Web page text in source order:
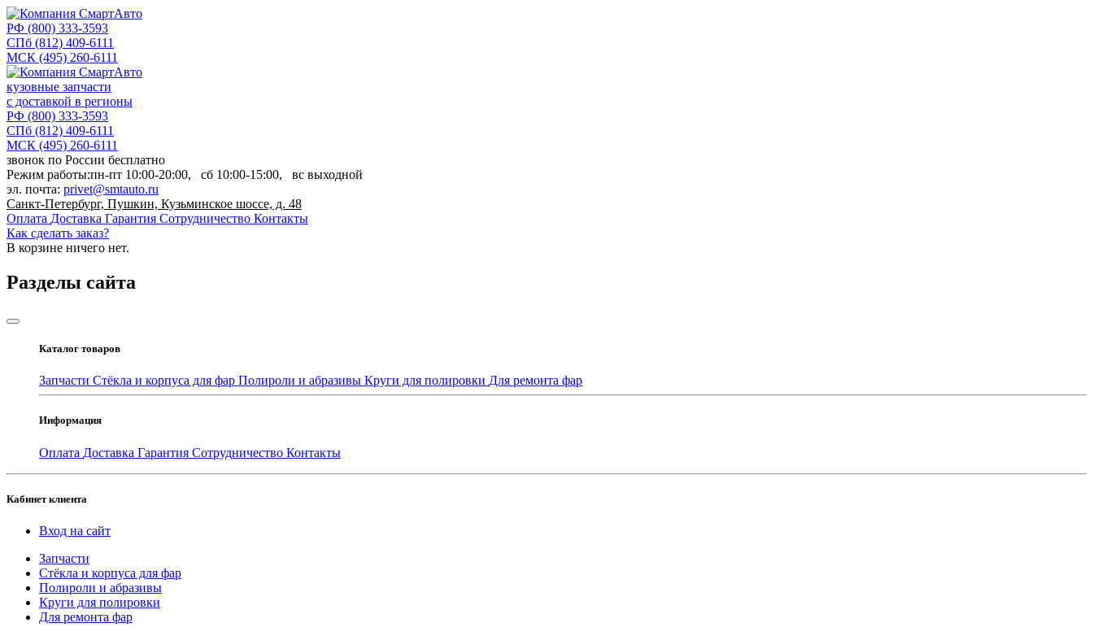
РФ (800) 333-3593
СПб (812) 409-6111
МСК (495) 260-6111
кузовные запчасти
с доставкой в регионы
РФ (800) 333-3593
СПб (812) 409-6111
МСК (495) 260-6111
звонок по России бесплатно
Режим работы:пн-пт 10:00-20:00, сб 10:00-15:00, вс выходной
эл. почта: privet@smtauto.ru
Санкт-Петербург, Пушкин, Кузьминское шоссе, д. 48
Оплата Доставка Гарантия Сотрудничество Контакты
Как сделать заказ?
В корзине ничего нет.
Разделы сайта
Каталог товаров
Запчасти Стёкла и корпуса для фар Полироли и абразивы Круги для полировки Для ремонта фар
Информация
Оплата Доставка Гарантия Сотрудничество Контакты
Кабинет клиента
Вход на сайт
Запчасти
Стёкла и корпуса для фар
Полироли и абразивы
Круги для полировки
Для ремонта фар